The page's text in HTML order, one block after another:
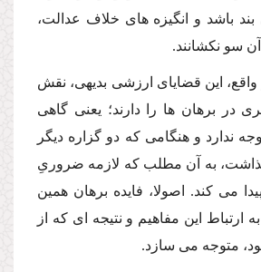
باشد و انگیزه هاى خلاف عدالت،
سو نكشانند.
این قضایاى ارزشى بدیهى، نقش
در برهان ها را دارند؛ یعنى گاهى
ندارد و هنگامى كه دو گزاره دیگر
گذاشت، به آن مطلب كه لازمه ضرورىِ
مى كند. اصولا، فایده برهان همین
ارتباط این مفاهیم و نتیجه اى كه از
متوجه مى سازد.